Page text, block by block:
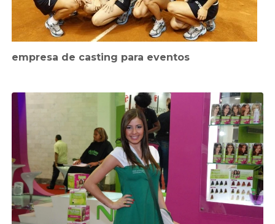
empresa de casting para eventos